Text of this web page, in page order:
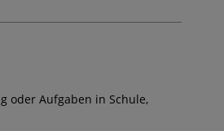
oder Aufgaben in Schule,